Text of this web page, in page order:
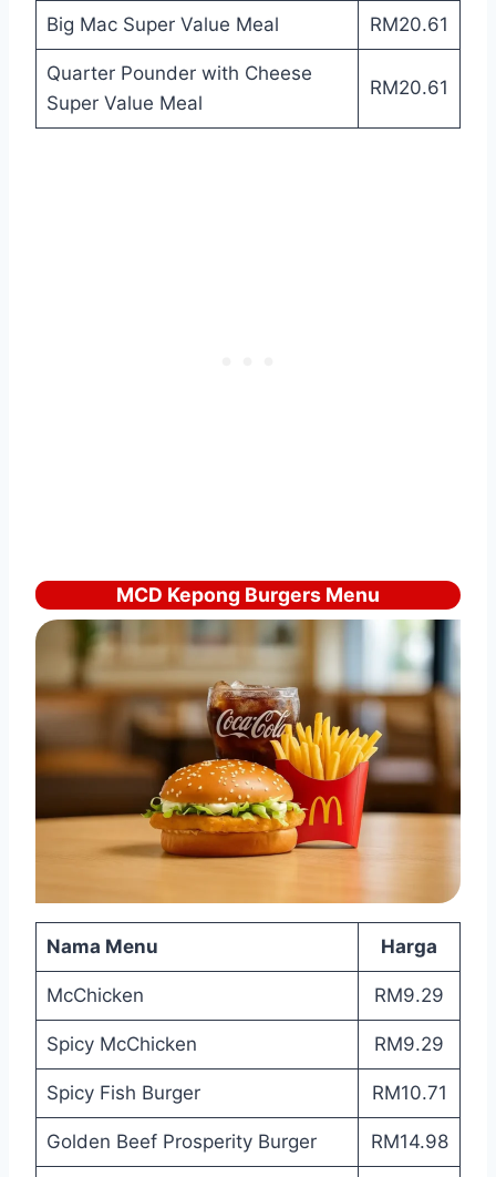
Big Mac Super Value Meal RM20.61
Quarter Pounder with Cheese
Super Value Meal
RM20.61
MCD Kepong Burgers Menu
Nama Menu Harga
McChicken RM9.29
Spicy McChicken RM9.29
Spicy Fish Burger RM10.71
Golden Beef Prosperity Burger RM14.98